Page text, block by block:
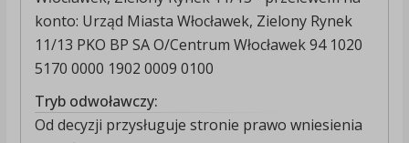
konto: Urząd Miasta Włocławek, Zielony Rynek
11/13 PKO BP SA O/Centrum Włocławek 94 1020
5170 0000 1902 0009 0100
Tryb odwoławczy:
Od decyzji przysługuje stronie prawo wniesienia